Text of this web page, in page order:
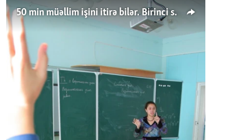
50 min müəllim işini itirə bilər. Birinci sinfə gedənlər azalır